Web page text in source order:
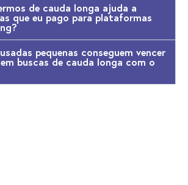
de cauda longa ajuda a
que eu pago para plataformas
pequenas conseguem vencer
buscas de cauda longa com o